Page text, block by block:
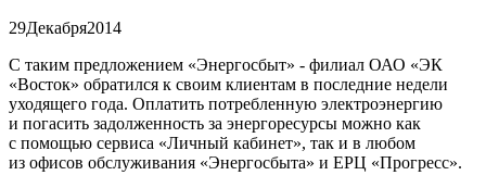
29Декабря2014
С таким предложением «Энергосбыт» - филиал ОАО «ЭК
«Восток» обратился к своим клиентам в последние недели
уходящего года. Оплатить потребленную электроэнергию
и погасить задолженность за энергоресурсы можно как
с помощью сервиса «Личный кабинет», так и в любом
из офисов обслуживания «Энергосбыта» и ЕРЦ «Прогресс».